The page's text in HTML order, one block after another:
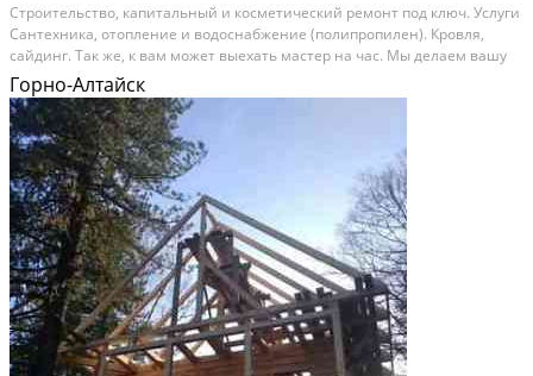
Строительство, капитальный и косметический ремонт под ключ. Услуги
Сантехника, отопление и водоснабжение (полипропилен). Кровля,
сайдинг. Так же, к вам может выехать мастер на час. Мы делаем вашу
жизнь камфортной! Звоните в любое удобное для Вас время! Горно
Алтайск, Бийск, пригород.
Горно-Алтайск